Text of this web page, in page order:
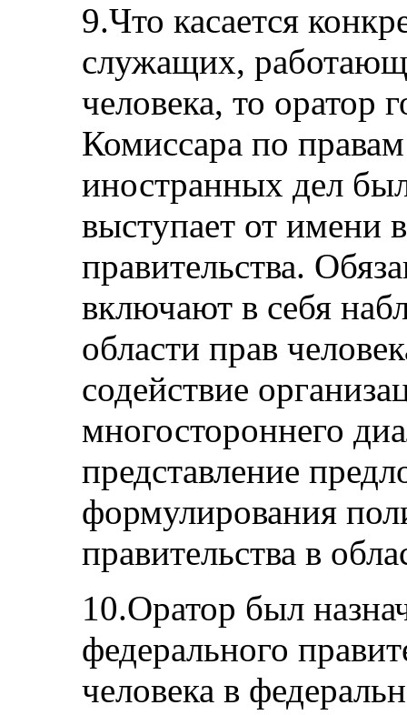
9.Что касается
служащих,
человека, то оратор
Комиссара по
иностранных дел
выступает от имени
правительства.
включают в себя
области прав
содействие
многостороннего
представление
формулирования
правительства в
10.Оратор был
федерального
человека в